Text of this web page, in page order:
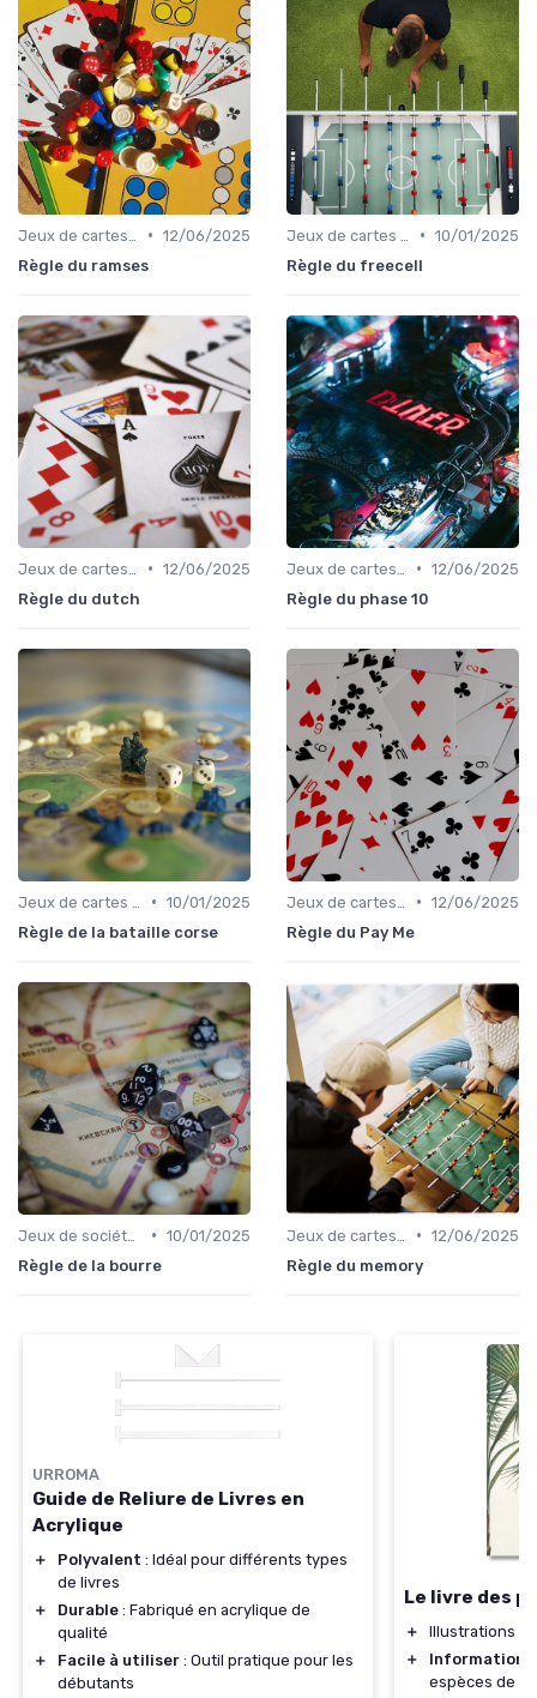
• 12/06/2025
Règle du ramses
• 10/01/2025
Règle du freecell
• 12/06/2025
Règle du dutch
• 12/06/2025
Règle du phase 10
• 10/01/2025
Règle de la bataille corse
• 12/06/2025
Règle du Pay Me
• 10/01/2025
Règle de la bourre
• 12/06/2025
Règle du memory
URROMA
Guide de Reliure de Livres en
Acrylique
＋ Polyvalent : Idéal pour différents types
de livres
＋
Durable : Fabriqué en acrylique de
qualité
＋
Facile à utiliser : Outil pratique pour les
débutants
Le livre des
＋ Illustrations
＋
Informations
espèces de